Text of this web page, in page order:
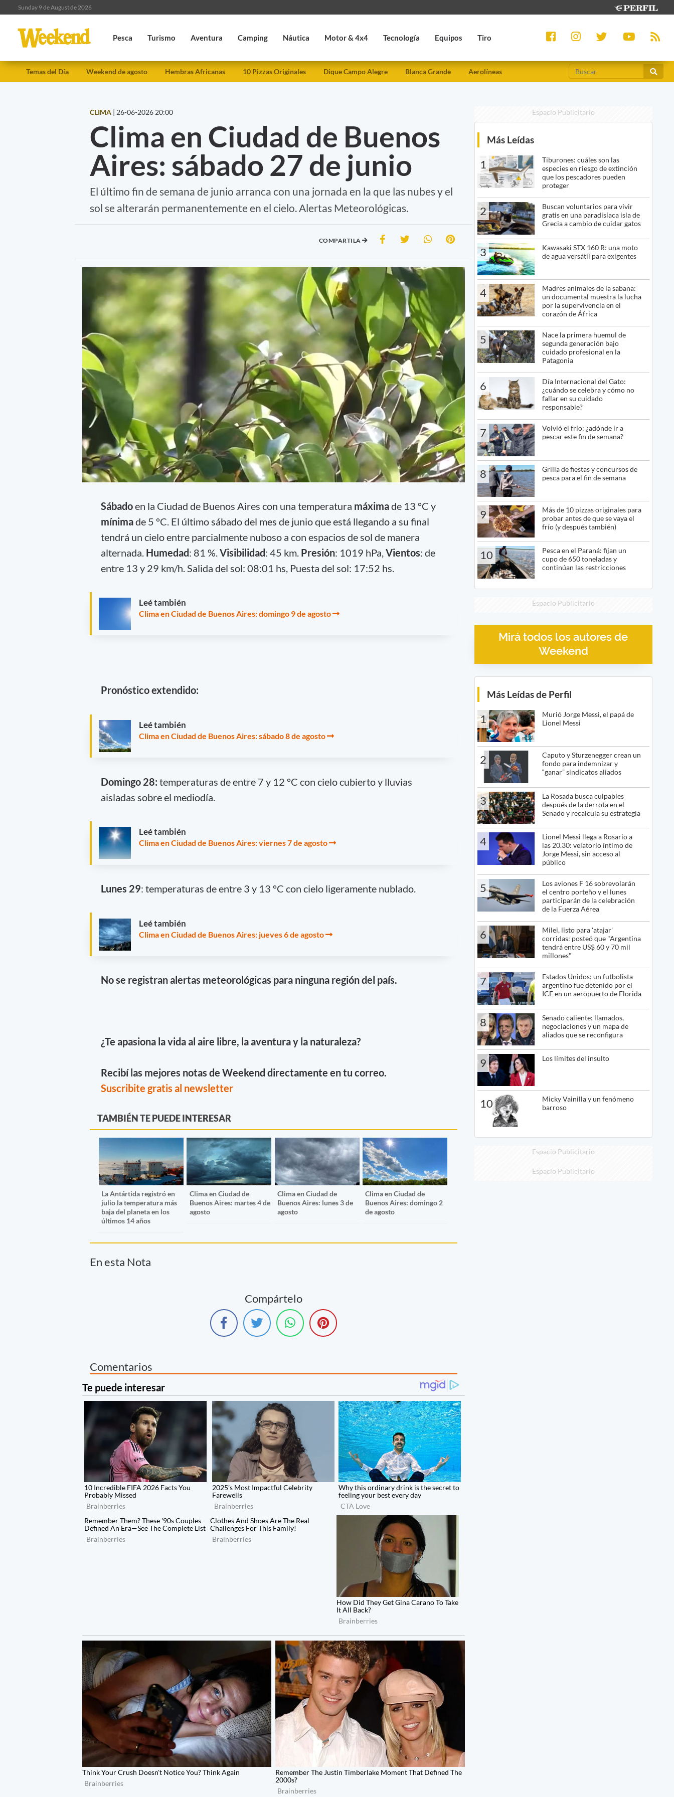
Sunday 9 de August de 2026
Pesca Turismo Aventura Camping Náutica Motor & 4x4 Tecnología Equipos Tiro
Temas del Día Weekend de agosto Hembras Africanas 10 Pizzas Originales Dique Campo Alegre Blanca Grande Aerolíneas
CLIMA | 26-06-2026 20:00
Clima en Ciudad de Buenos
Aires: sábado 27 de junio
El último fin de semana de junio arranca con una jornada en la que las nubes y el
sol se alterarán permanentemente en el cielo. Alertas Meteorológicas.
COMPARTILA
Sábadoen la Ciudad de Buenos Aires con una temperatura máximade 13 °C y
mínimade 5 °C. El último sábado del mes de junio que está llegando a su final
tendrá un cielo entre parcialmente nuboso a con espacios de sol de manera
alternada. Humedad: 81 %. Visibilidad: 45 km. Presión: 1019 hPa, Vientos: de
entre 13 y 29 km/h. Salida del sol: 08:01 hs, Puesta del sol: 17:52 hs.
Leé también
Clima en Ciudad de Buenos Aires: domingo 9 de agosto
Pronóstico extendido:
Leé también
Clima en Ciudad de Buenos Aires: sábado 8 de agosto
Domingo 28: temperaturas de entre 7 y 12 °C con cielo cubierto y lluvias
aisladas sobre el mediodía.
Leé también
Clima en Ciudad de Buenos Aires: viernes 7 de agosto
Lunes 29: temperaturas de entre 3 y 13 °C con cielo ligeramente nublado.
Leé también
Clima en Ciudad de Buenos Aires: jueves 6 de agosto
No se registran alertas meteorológicas para ninguna región del país.
¿Te apasiona la vida al aire libre, la aventura y la naturaleza?
Recibí las mejores notas de Weekend directamente en tu correo.
Suscribite gratis al newsletter
TAMBIÉN TE PUEDE INTERESAR
La Antártida registró en
julio la temperatura más
baja del planeta en los
últimos 14 años
Clima en Ciudad de
Buenos Aires: martes 4 de
agosto
Clima en Ciudad de
Buenos Aires: lunes 3 de
agosto
Clima en Ciudad de
Buenos Aires: domingo 2
de agosto
En esta Nota
Compártelo
Comentarios
Espacio Publicitario
Más Leídas
1
Tiburones: cuáles son las
especies en riesgo de extinción
que los pescadores pueden
proteger
2
Buscan voluntarios para vivir
gratis en una paradisíaca isla de
Grecia a cambio de cuidar gatos
3
Kawasaki STX 160 R: una moto
de agua versátil para exigentes
4
Madres animales de la sabana:
un documental muestra la lucha
por la supervivencia en el
corazón de África
5
Nace la primera huemul de
segunda generación bajo
cuidado profesional en la
Patagonia
6
Día Internacional del Gato:
¿cuándo se celebra y cómo no
fallar en su cuidado
responsable?
7
Volvió el frío: ¿adónde ir a
pescar este fin de semana?
8
Grilla de fiestas y concursos de
pesca para el fin de semana
9
Más de 10 pizzas originales para
probar antes de que se vaya el
frío (y después también)
10
Pesca en el Paraná: fijan un
cupo de 650 toneladas y
continúan las restricciones
Espacio Publicitario
Mirá todos los autores de
Weekend
Más Leídas de Perfil
1
Murió Jorge Messi, el papá de
Lionel Messi
2
Caputo y Sturzenegger crean un
fondo para indemnizar y
“ganar” sindicatos aliados
3
La Rosada busca culpables
después de la derrota en el
Senado y recalcula su estrategia
4
Lionel Messi llega a Rosario a
las 20.30: velatorio íntimo de
Jorge Messi, sin acceso al
público
5
Los aviones F 16 sobrevolarán
el centro porteño y el lunes
participarán de la celebración
de la Fuerza Aérea
6
Milei, listo para 'atajar'
corridas: posteó que "Argentina
tendrá entre US$ 60 y 70 mil
millones"
7
Estados Unidos: un futbolista
argentino fue detenido por el
ICE en un aeropuerto de Florida
8
Senado caliente: llamados,
negociaciones y un mapa de
aliados que se reconfigura
9 Los límites del insulto
10
Micky Vainilla y un fenómeno
barroso
Espacio Publicitario
Espacio Publicitario